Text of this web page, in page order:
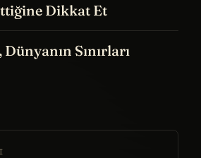
Dikkat Et
Sınırları